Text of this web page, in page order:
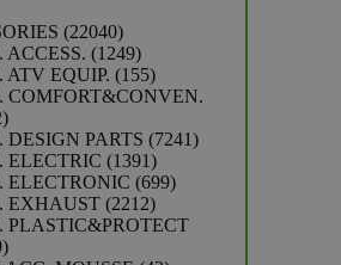
2204022040
producten
ACCESS. 12491249
producten
ATV EQUIP. 155155
producten
COMFORT&CONVEN.
2042
producten
DESIGN PARTS 72417241
ELECTRIC 13911391
producten
ELECTRONIC 699699
EXHAUST 22122212
producten
PLASTIC&PROTECT
7009